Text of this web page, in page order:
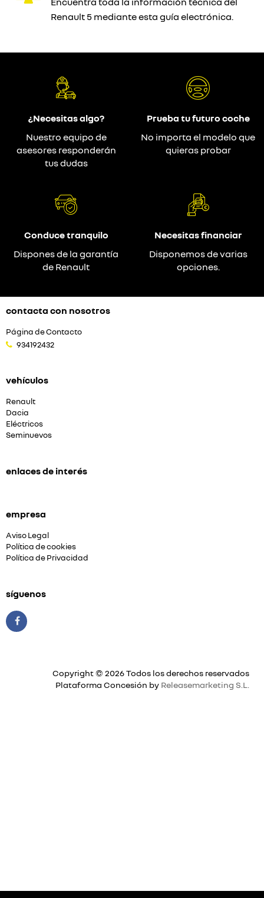
Renault 5 mediante esta guía electrónica.
¿Necesitas algo?
Nuestro equipo de
asesores responderán
tus dudas
Prueba tu futuro coche
No importa el modelo que
quieras probar
Conduce tranquilo
Dispones de la garantía
de Renault
Necesitas financiar
Disponemos de varias
opciones.
contacta con nosotros
Página de Contacto
934192432
vehículos
Renault
Dacia
Eléctricos
Seminuevos
enlaces de interés
empresa
Aviso Legal
Política de cookies
Política de Privacidad
síguenos
Copyright © 2026 Todos los derechos reservados
Plataforma Concesión by Releasemarketing S.L.